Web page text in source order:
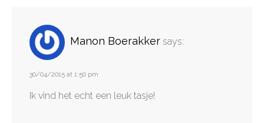
Manon Boerakker says:
30/04/2015 at 1:50 pm
Ik vind het echt een leuk tasje!